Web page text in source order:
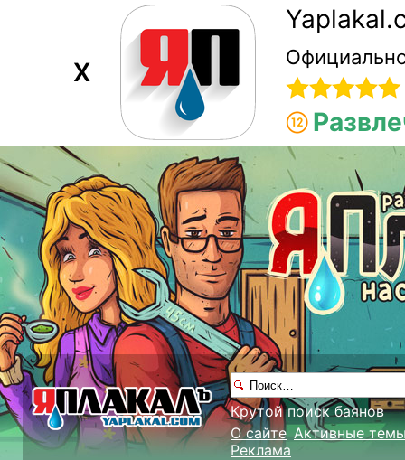
X
Крутой поиск баянов
О сайте Активные
Реклама